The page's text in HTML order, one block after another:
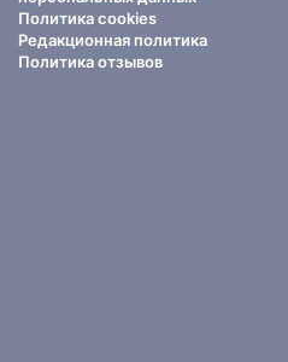
Политика cookies
Редакционная политика
Политика отзывов